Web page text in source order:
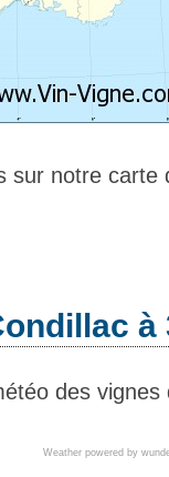
sur notre
à
des
Weather powered by